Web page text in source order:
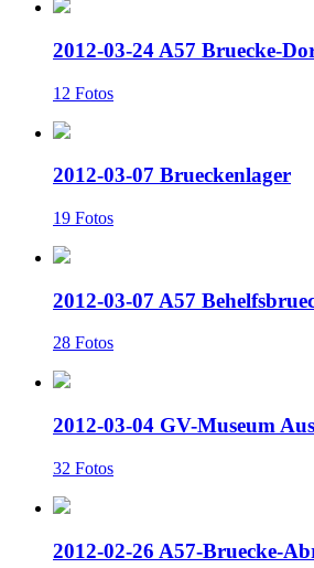
2012-03-24 A57 Bruecke-
12 Fotos
2012-03-07 Brueckenlager
19 Fotos
2012-03-07 A57
28 Fotos
2012-03-04 GV-Museum
32 Fotos
2012-02-26 A57-Bruecke-